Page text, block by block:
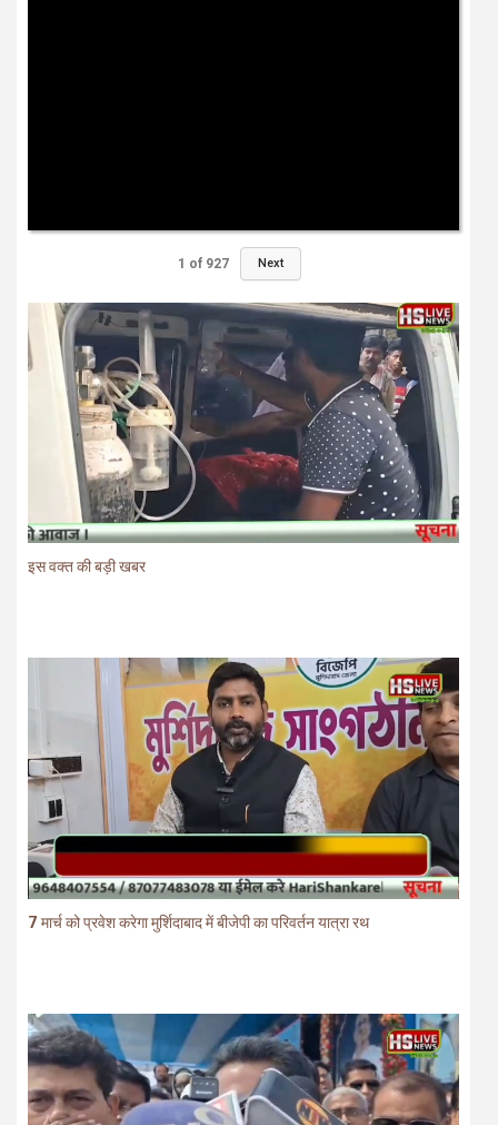
1 of 927 Next
इस वक्त की बड़ी खबर
7 मार्च को प्रवेश करेगा मुर्शिदाबाद में बीजेपी का परिवर्तन यात्रा रथ